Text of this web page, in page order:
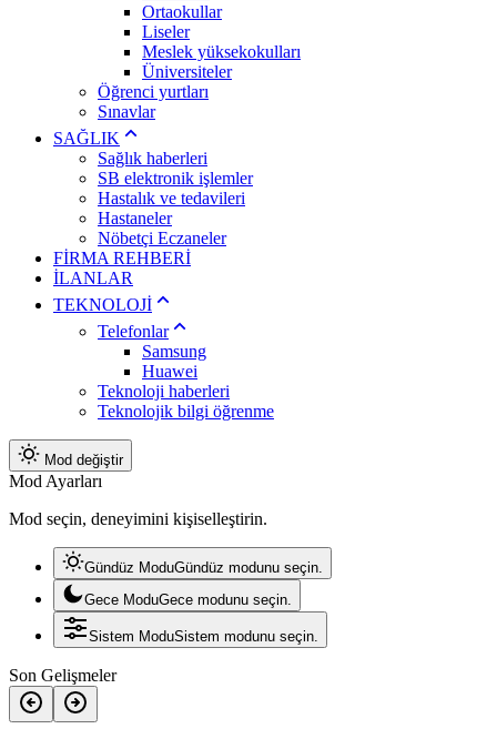
Ortaokullar
Liseler
Meslek yüksekokulları
Üniversiteler
Öğrenci yurtları
Sınavlar
SAĞLIK
Sağlık haberleri
SB elektronik işlemler
Hastalık ve tedavileri
Hastaneler
Nöbetçi Eczaneler
FİRMA REHBERİ
İLANLAR
TEKNOLOJİ
Telefonlar
Samsung
Huawei
Teknoloji haberleri
Teknolojik bilgi öğrenme
Mod değiştir
Mod Ayarları
Mod seçin, deneyimini kişiselleştirin.
Gündüz ModuGündüz modunu seçin.
Gece ModuGece modunu seçin.
Sistem ModuSistem modunu seçin.
Son Gelişmeler